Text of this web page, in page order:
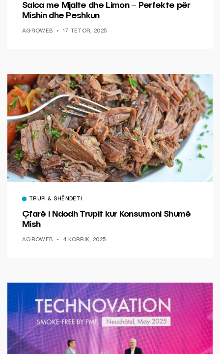
Salca me Mjalte dhe Limon – Perfekte për
Mishin dhe Peshkun
AGROWEB 17 TETOR, 2025
TRUPI & SHËNDETI
Çfarë i Ndodh Trupit kur Konsumoni Shumë
Mish
AGROWEB 4 KORRIK, 2025